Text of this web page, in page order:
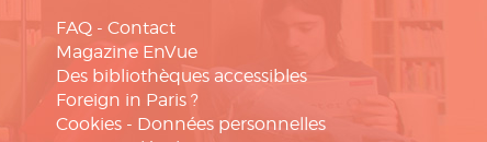
FAQ - Contact
Magazine EnVue
Des bibliothèques accessibles
Foreign in Paris ?
Cookies - Données personnelles